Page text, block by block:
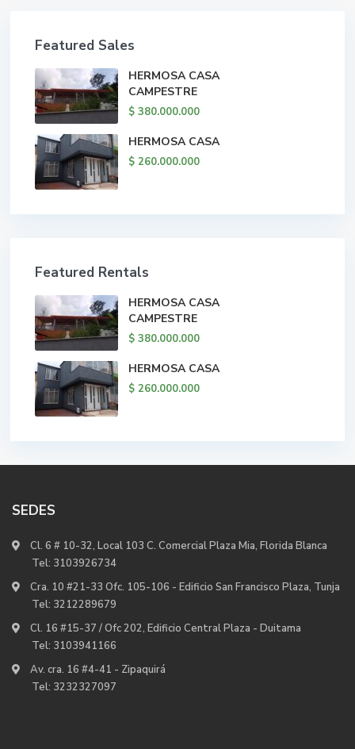
Featured Sales
HERMOSA CASA
CAMPESTRE
$ 380.000.000
HERMOSA CASA
$ 260.000.000
Featured Rentals
HERMOSA CASA
CAMPESTRE
$ 380.000.000
HERMOSA CASA
$ 260.000.000
SEDES
Cl. 6 # 10-32, Local 103 C. Comercial Plaza Mia, Florida Blanca
Tel: 3103926734
Cra. 10 #21-33 Ofc. 105-106 - Edificio San Francisco Plaza, Tunja
Tel: 3212289679
Cl. 16 #15-37 / Ofc 202, Edificio Central Plaza - Duitama
Tel: 3103941166
Av. cra. 16 #4-41 - Zipaquirá
Tel: 3232327097